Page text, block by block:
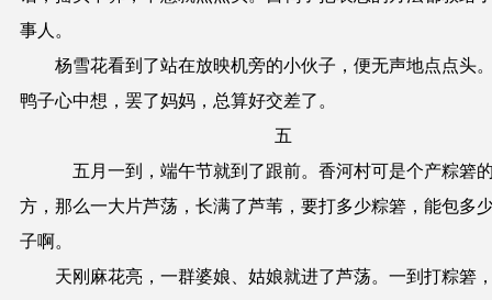
事人。
杨雪花看到了站在放映机旁的小伙子，便无声地点点头
鸭子心中想，罢了妈妈，总算好交差了。
五
五月一到，端午节就到了跟前。香河村可是个产粽箬
方，那么一大片芦荡，长满了芦苇，要打多少粽箬，能包多
子啊。
天刚麻花亮，一群婆娘、姑娘就进了芦荡。一到打粽箬